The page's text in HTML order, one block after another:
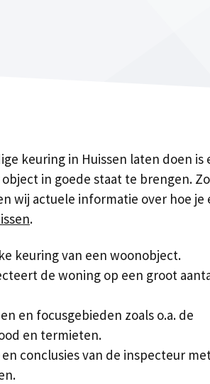
keuring in Huissen laten doen
in goede staat te brengen.
wij actuele informatie over hoe
.
keuring van een woonobject.
de woning op een groot
en focusgebieden zoals o.a. de
en termieten.
conclusies van de inspecteur met